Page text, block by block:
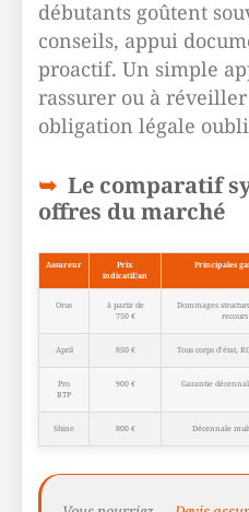
débutants goûtent
conseils, appui
proactif. Un simple
rassurer ou à
obligation légale
Le comparatif
offres du marché
Assureur
Prix
indicatif/an
Principales
Orus
à partir de
750 €
Dommages
recours
April 850 € Tous corps d’état,
Pro
BTP
900 € Garantie
Shine 800 € Décennale